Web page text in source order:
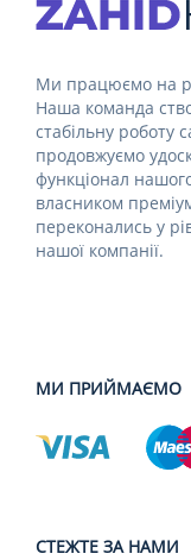
Ми працюємо на
Наша команда
стабільну роботу
продовжуємо
функціонал
власником
переконались у
нашої компанії.
МИ ПРИЙМАЄМО
СТЕЖТЕ ЗА НАМИ